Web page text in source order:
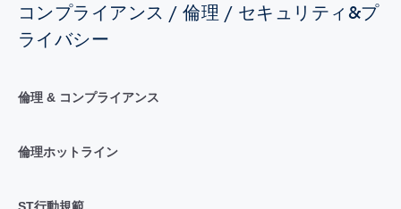
コンプライアンス / 倫理 / セキュリティ&プ
ライバシー
倫理 & コンプライアンス
倫理ホットライン
ST行動規範